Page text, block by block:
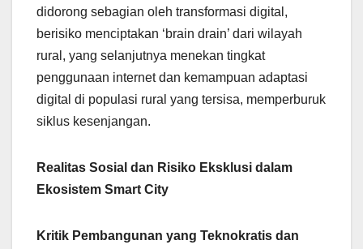
didorong sebagian oleh transformasi digital,
berisiko menciptakan ‘brain drain’ dari wilayah
rural, yang selanjutnya menekan tingkat
penggunaan internet dan kemampuan adaptasi
digital di populasi rural yang tersisa, memperburuk
siklus kesenjangan.
Realitas Sosial dan Risiko Eksklusi dalam
Ekosistem Smart City
Kritik Pembangunan yang Teknokratis dan